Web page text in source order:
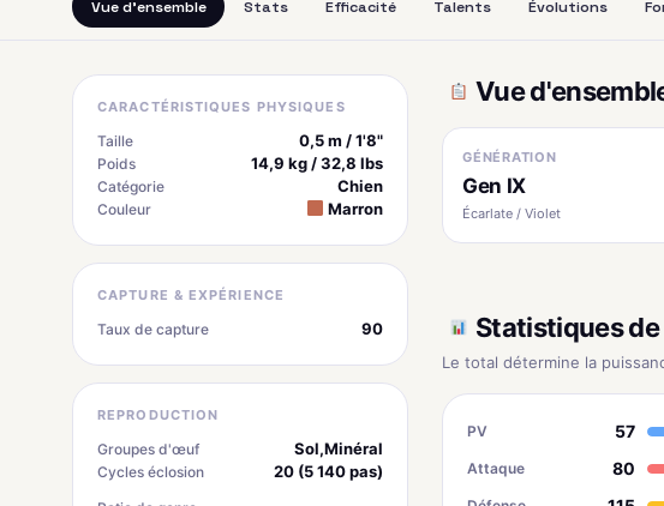
Vue d'ensemble Stats Efficacité Talents Évolutions
CARACTÉRISTIQUES PHYSIQUES
Taille 0,5 m / 1'8"
Poids 14,9 kg / 32,8 lbs
Catégorie Chien
Couleur Marron
CAPTURE & EXPÉRIENCE
Taux de capture 90
REPRODUCTION
Groupes d'œuf Sol,Minéral
Cycles éclosion 20 (5 140 pas)
Vue
GÉNÉRATION
Gen IX
Écarlate / Violet
Statistiques de
Le total détermine la
PV 57
Attaque 80